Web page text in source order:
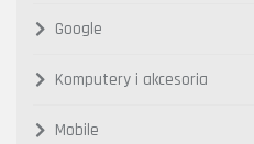
Google
Komputery i akcesoria
Mobile